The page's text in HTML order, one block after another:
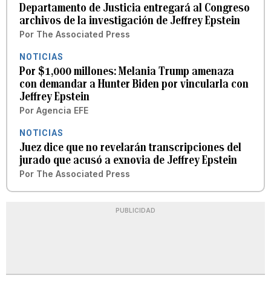
Departamento de Justicia entregará al Congreso
archivos de la investigación de Jeffrey Epstein
Por The Associated Press
NOTICIAS
Por $1,000 millones: Melania Trump amenaza
con demandar a Hunter Biden por vincularla con
Jeffrey Epstein
Por Agencia EFE
NOTICIAS
Juez dice que no revelarán transcripciones del
jurado que acusó a exnovia de Jeffrey Epstein
Por The Associated Press
PUBLICIDAD